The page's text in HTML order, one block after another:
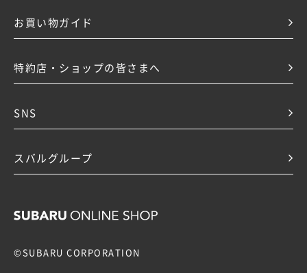
お買い物ガイド
特約店・ショップの皆さまへ
SNS
スバルグループ
©SUBARU CORPORATION